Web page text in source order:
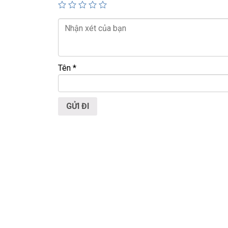
Website:
https://laptoptrieuphat.com
Tất cảsản phẩm tại Laptop Triều Phát
Tên *